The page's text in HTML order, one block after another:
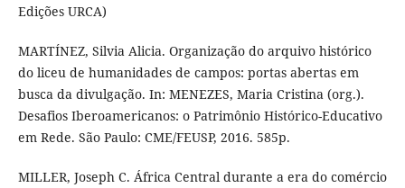
Edições URCA)
MARTÍNEZ, Silvia Alicia. Organização do arquivo histórico
do liceu de humanidades de campos: portas abertas em
busca da divulgação. In: MENEZES, Maria Cristina (org.).
Desafios Iberoamericanos: o Patrimônio Histórico-Educativo
em Rede. São Paulo: CME/FEUSP, 2016. 585p.
MILLER, Joseph C. África Central durante a era do comércio